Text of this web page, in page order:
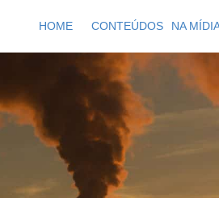
HOME CONTEÚDOS NA